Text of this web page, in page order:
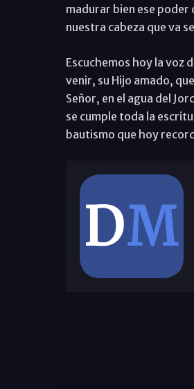
madurar bien ese poder
nuestra cabeza que va
Escuchemos hoy la voz
venir, su Hijo amado,
Señor, en el agua del
se cumple toda la
bautismo que hoy